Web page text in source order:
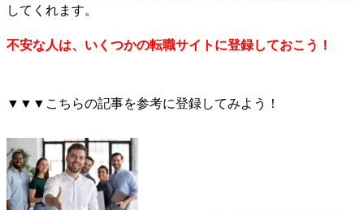
してくれます。
不安な人は、いくつかの転職サイトに登録しておこう！
▼▼▼こちらの記事を参考に登録してみよう！